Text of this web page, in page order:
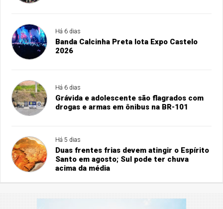
Há 6 dias
Banda Calcinha Preta lota Expo Castelo
2026
Há 6 dias
Grávida e adolescente são flagrados com
drogas e armas em ônibus na BR-101
Há 5 dias
Duas frentes frias devem atingir o Espírito
Santo em agosto; Sul pode ter chuva
acima da média